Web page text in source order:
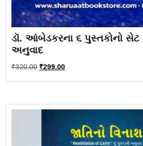
ડૉ. આંબેડકરના ૬ પુસ્તકોનો સેટ
અનુવાદ
₹320.00 Original
was:
₹299.00Current
is: